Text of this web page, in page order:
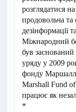
розглядатися
продовольча та
дезінформації
Міжнародний
був заснований
уряду у 2009
фонду
Marshall Fund
працює як
*